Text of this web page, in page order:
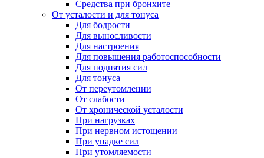
Средства при бронхите
От усталости и для тонуса
Для бодрости
Для выносливости
Для настроения
Для повышения работоспособности
Для поднятия сил
Для тонуса
От переутомлении
От слабости
От хронической усталости
При нагрузках
При нервном истощении
При упадке сил
При утомляемости